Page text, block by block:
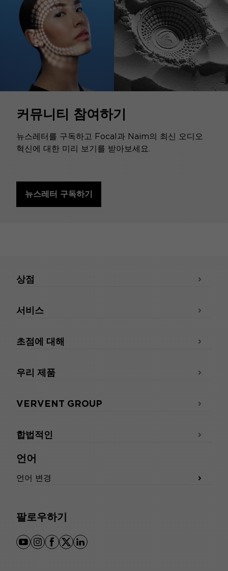
커뮤니티 참여하기
뉴스레터를 구독하고 Focal과 Naim의 최신 오디오
혁신에 대한 미리 보기를 받아보세요.
뉴스레터 구독하기
언어
언어 변경
팔로우하기
youtube
instagram
facebook
x linkedin
상점
서비스
초점에 대해
우리 제품
VERVENT GROUP
합법적인